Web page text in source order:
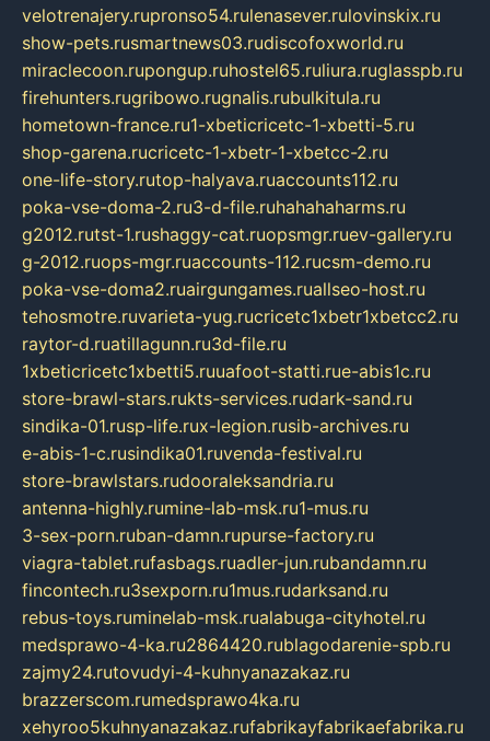
velotrenajery.rupronso54.rulenasever.rulovinskix.ru
show-pets.rusmartnews03.rudiscofoxworld.ru
miraclecoon.rupongup.ruhostel65.ruliura.ruglasspb.ru
firehunters.rugribowo.rugnalis.rubulkitula.ru
hometown-france.ru1-xbeticricetc-1-xbetti-5.ru
shop-garena.rucricetc-1-xbetr-1-xbetcc-2.ru
one-life-story.rutop-halyava.ruaccounts112.ru
poka-vse-doma-2.ru3-d-file.ruhahahaharms.ru
g2012.rutst-1.rushaggy-cat.ruopsmgr.ruev-gallery.ru
g-2012.ruops-mgr.ruaccounts-112.rucsm-demo.ru
poka-vse-doma2.ruairgungames.ruallseo-host.ru
tehosmotre.ruvarieta-yug.rucricetc1xbetr1xbetcc2.ru
raytor-d.ruatillagunn.ru3d-file.ru
1xbeticricetc1xbetti5.ruuafoot-statti.rue-abis1c.ru
store-brawl-stars.rukts-services.rudark-sand.ru
sindika-01.rusp-life.rux-legion.rusib-archives.ru
e-abis-1-c.rusindika01.ruvenda-festival.ru
store-brawlstars.rudooraleksandria.ru
antenna-highly.rumine-lab-msk.ru1-mus.ru
3-sex-porn.ruban-damn.rupurse-factory.ru
viagra-tablet.rufasbags.ruadler-jun.rubandamn.ru
fincontech.ru3sexporn.ru1mus.rudarksand.ru
rebus-toys.ruminelab-msk.rualabuga-cityhotel.ru
medsprawo-4-ka.ru2864420.rublagodarenie-spb.ru
zajmy24.rutovudyi-4-kuhnyanazakaz.ru
brazzerscom.rumedsprawo4ka.ru
xehyroo5kuhnyanazakaz.rufabrikayfabrikaefabrika.ru